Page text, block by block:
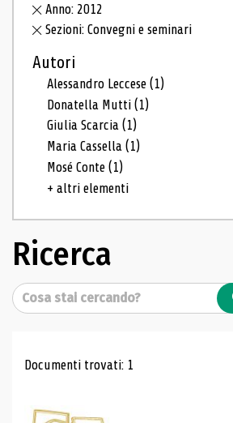
Anno: 2012
Sezioni: Convegni e seminari
Autori
Alessandro Leccese(1)
Donatella Mutti(1)
Giulia Scarcia(1)
Maria Cassella(1)
Mosé Conte(1)
+ altri elementi
Ricerca
Cerca
Risultati di ricerca
Documenti trovati: 1